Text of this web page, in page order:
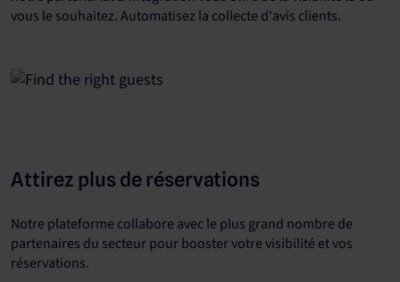
vous le souhaitez. Automatisez la collecte d'avis clients.
Attirez plus de réservations
Notre plateforme collabore avec le plus grand nombre de
partenaires du secteur pour booster votre visibilité et vos
réservations.